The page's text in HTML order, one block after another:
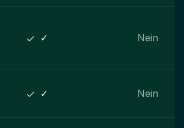
✓ Nein
✓ Nein